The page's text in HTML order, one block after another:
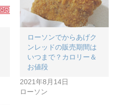
ローソンでからあげク
ンレッドの販売期間は
いつまで？カロリー＆
お値段
2021年8月14日
ローソン